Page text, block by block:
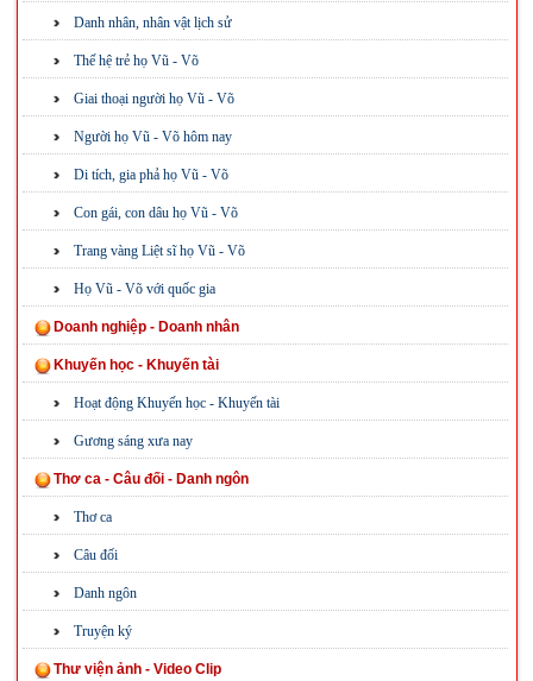
Danh nhân, nhân vật lịch sử
Thế hệ trẻ họ Vũ - Võ
Giai thoại người họ Vũ - Võ
Người họ Vũ - Võ hôm nay
Di tích, gia phả họ Vũ - Võ
Con gái, con dâu họ Vũ - Võ
Trang vàng Liệt sĩ họ Vũ - Võ
Họ Vũ - Võ với quốc gia
Doanh nghiệp - Doanh nhân
Khuyến học - Khuyến tài
Hoạt động Khuyến học - Khuyến tài
Gương sáng xưa nay
Thơ ca - Câu đối - Danh ngôn
Thơ ca
Câu đối
Danh ngôn
Truyện ký
Thư viện ảnh - Video Clip